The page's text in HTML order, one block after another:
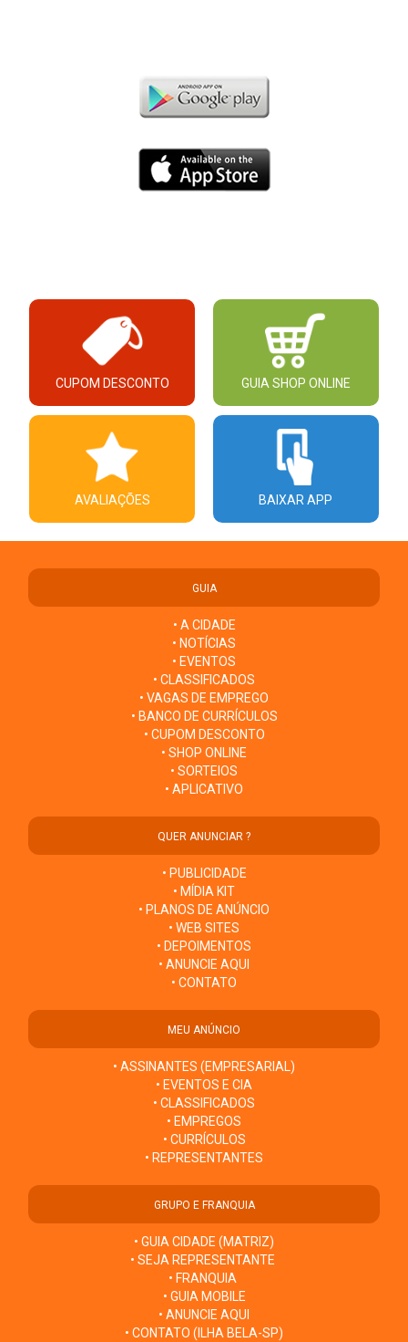
CUPOM DESCONTO GUIA SHOP ONLINE
AVALIAÇÕES BAIXAR APP
GUIA
• A CIDADE
• NOTÍCIAS
• EVENTOS
• CLASSIFICADOS
• VAGAS DE EMPREGO
• BANCO DE CURRÍCULOS
• CUPOM DESCONTO
• SHOP ONLINE
• SORTEIOS
• APLICATIVO
QUER ANUNCIAR ?
• PUBLICIDADE
• MÍDIA KIT
• PLANOS DE ANÚNCIO
• WEB SITES
• DEPOIMENTOS
• ANUNCIE AQUI
• CONTATO
MEU ANÚNCIO
• ASSINANTES (EMPRESARIAL)
• EVENTOS E CIA
• CLASSIFICADOS
• EMPREGOS
• CURRÍCULOS
• REPRESENTANTES
GRUPO E FRANQUIA
• GUIA CIDADE (MATRIZ)
• SEJA REPRESENTANTE
• FRANQUIA
• GUIA MOBILE
• ANUNCIE AQUI
• CONTATO (ILHA BELA-SP)